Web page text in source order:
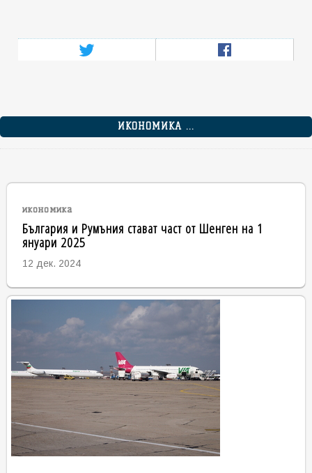
ИКОНОМИКА ...
икономика
България и Румъния стават част от Шенген на 1
януари 2025
12 дек. 2024